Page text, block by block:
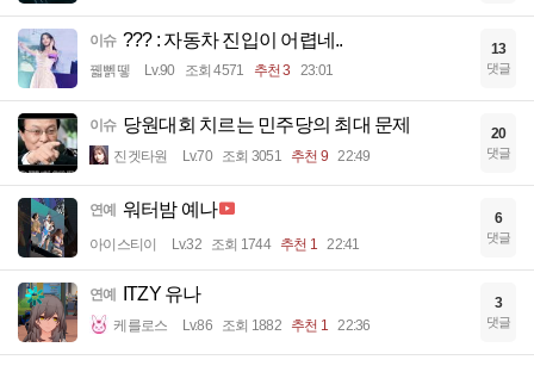
이슈 ??? : 자동차 진입이 어렵네..
꿻뻵뗗 Lv.90 조회 4571 추천 3 23:01
13
댓글
이슈 당원대회 치르는 민주당의 최대 문제
진겟타원 Lv.70 조회 3051 추천 9 22:49
20
댓글
연예 워터밤 예나
아이스티이 Lv.32 조회 1744 추천 1 22:41
6
댓글
연예 ITZY 유나
케를로스 Lv.86 조회 1882 추천 1 22:36
3
댓글